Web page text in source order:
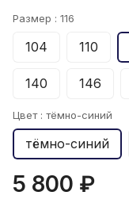
Размер : 116
104 110
140 146
Цвет : тёмно-синий
тёмно-синий
5 800 ₽